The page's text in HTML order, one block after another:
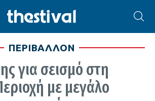
ΠΕΡΙΒΑΛΛΟΝ
για σεισμό στη
με μεγάλο